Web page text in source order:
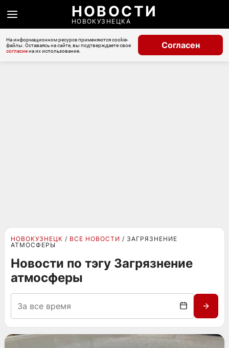
НОВОСТИ
НОВОКУЗНЕЦКА
На информационном ресурсе применяются cookie-
файлы. Оставаясь на сайте, вы подтверждаете свое
согласиена их использование.
Согласен
НОВОКУЗНЕЦК ВСЕ НОВОСТИ
ЗАГРЯЗНЕНИЕ
АТМОСФЕРЫ
Новости по тэгу Загрязнение
атмосферы